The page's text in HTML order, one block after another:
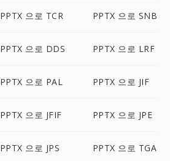
PPTX 으로 TCR PPTX 으로 SNB
PPTX 으로 DDS PPTX 으로 LRF
PPTX 으로 PAL PPTX 으로 JIF
PPTX 으로 JFIF PPTX 으로 JPE
PPTX 으로 JPS PPTX 으로 TGA